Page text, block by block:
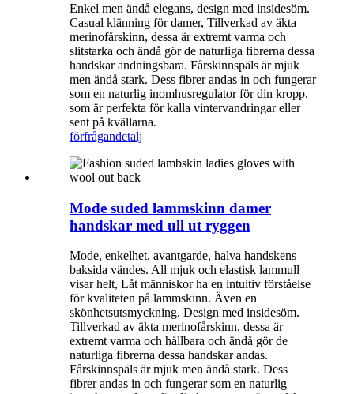
Enkel men ändå elegans, design med insidesöm.
Casual klänning för damer, Tillverkad av äkta
merinofårskinn, dessa är extremt varma och
slitstarka och ändå gör de naturliga fibrerna dessa
handskar andningsbara. Fårskinnspäls är mjuk
men ändå stark. Dess fibrer andas in och fungerar
som en naturlig inomhusregulator för din kropp,
som är perfekta för kalla vintervandringar eller
sent på kvällarna.
förfrågandetalj
Mode suded lammskinn damer
handskar med ull ut ryggen
Mode, enkelhet, avantgarde, halva handskens
baksida vändes. All mjuk och elastisk lammull
visar helt, Låt människor ha en intuitiv förståelse
för kvaliteten på lammskinn. Även en
skönhetsutsmyckning. Design med insidesöm.
Tillverkad av äkta merinofårskinn, dessa är
extremt varma och hållbara och ändå gör de
naturliga fibrerna dessa handskar andas.
Fårskinnspäls är mjuk men ändå stark. Dess
fibrer andas in och fungerar som en naturlig